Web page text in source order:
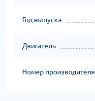
Год выпуска
Двигатель
Номер производителя